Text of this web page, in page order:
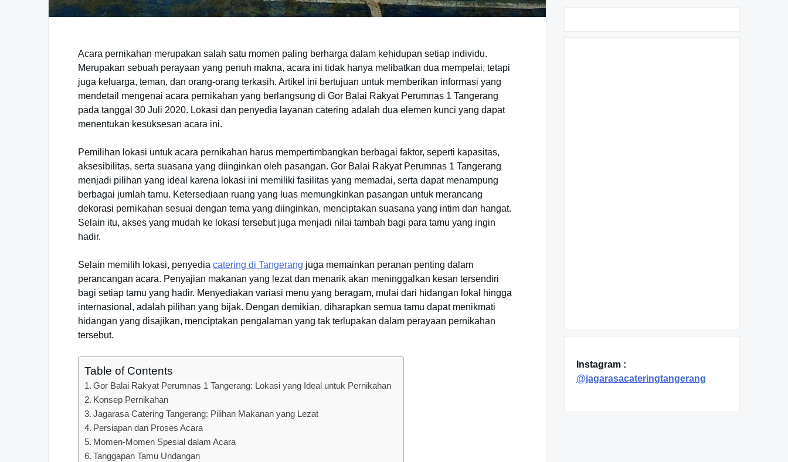
Acara pernikahan merupakan salah satu momen paling berharga dalam kehidupan setiap individu.
Merupakan sebuah perayaan yang penuh makna, acara ini tidak hanya melibatkan dua mempelai, tetapi
juga keluarga, teman, dan orang-orang terkasih. Artikel ini bertujuan untuk memberikan informasi yang
mendetail mengenai acara pernikahan yang berlangsung di Gor Balai Rakyat Perumnas 1 Tangerang
pada tanggal 30 Juli 2020. Lokasi dan penyedia layanan catering adalah dua elemen kunci yang dapat
menentukan kesuksesan acara ini.
Pemilihan lokasi untuk acara pernikahan harus mempertimbangkan berbagai faktor, seperti kapasitas,
aksesibilitas, serta suasana yang diinginkan oleh pasangan. Gor Balai Rakyat Perumnas 1 Tangerang
menjadi pilihan yang ideal karena lokasi ini memiliki fasilitas yang memadai, serta dapat menampung
berbagai jumlah tamu. Ketersediaan ruang yang luas memungkinkan pasangan untuk merancang
dekorasi pernikahan sesuai dengan tema yang diinginkan, menciptakan suasana yang intim dan hangat.
Selain itu, akses yang mudah ke lokasi tersebut juga menjadi nilai tambah bagi para tamu yang ingin
hadir.
Selain memilih lokasi, penyedia catering di Tangerang juga memainkan peranan penting dalam
perancangan acara. Penyajian makanan yang lezat dan menarik akan meninggalkan kesan tersendiri
bagi setiap tamu yang hadir. Menyediakan variasi menu yang beragam, mulai dari hidangan lokal hingga
internasional, adalah pilihan yang bijak. Dengan demikian, diharapkan semua tamu dapat menikmati
hidangan yang disajikan, menciptakan pengalaman yang tak terlupakan dalam perayaan pernikahan
tersebut.
Table of Contents
Gor Balai Rakyat Perumnas 1 Tangerang: Lokasi yang Ideal untuk Pernikahan
Konsep Pernikahan
Jagarasa Catering Tangerang: Pilihan Makanan yang Lezat
Persiapan dan Proses Acara
Momen-Momen Spesial dalam Acara
Tanggapan Tamu Undangan
Instagram :
@jagarasacateringtangerang